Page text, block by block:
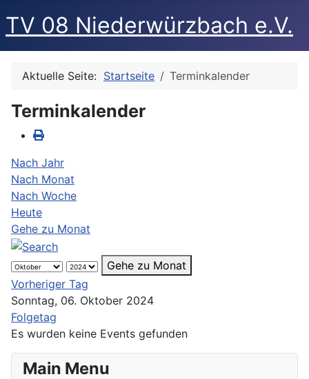
TV 08 Niederwürzbach e.V.
Aktuelle Seite: Startseite Terminkalender
Terminkalender
Nach Jahr
Nach Monat
Nach Woche
Heute
Gehe zu Monat
Gehe zu Monat
Vorheriger Tag
Sonntag, 06. Oktober 2024
Folgetag
Es wurden keine Events gefunden
Main Menu